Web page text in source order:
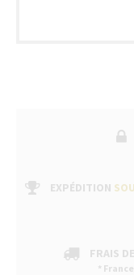
EXPÉDITION
FRAIS
*